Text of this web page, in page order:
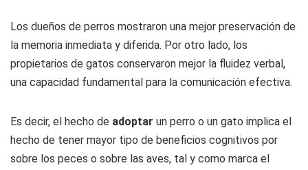
Los dueños de perros mostraron una mejor preservación de
la memoria inmediata y diferida. Por otro lado, los
propietarios de gatos conservaron mejor la fluidez verbal,
una capacidad fundamental para la comunicación efectiva.
Es decir, el hecho de adoptar un perro o un gato implica el
hecho de tener mayor tipo de beneficios cognitivos por
sobre los peces o sobre las aves, tal y como marca el